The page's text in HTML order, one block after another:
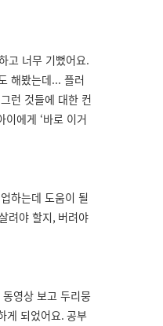
고 너무 기뻤어요.
해봤는데... 플러
런 것들에 대한 컨
이에게 ‘바로 이거
하는데 도움이 될
려야 할지, 버려야
영상 보고 두리뭉
게 되었어요. 공부